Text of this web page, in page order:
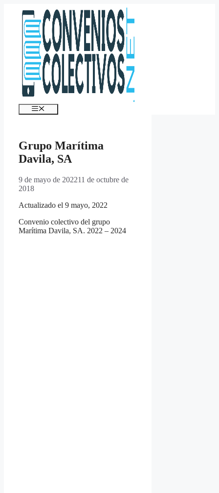
contenido
Menú
Grupo Marítima
Davila, SA
9 de mayo de 202211 de octubre de
2018
Actualizado el 9 mayo, 2022
Convenio colectivo del grupo
Marítima Davila, SA. 2022 – 2024